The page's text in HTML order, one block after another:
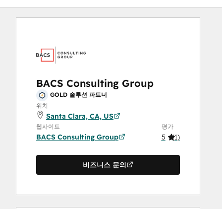
BACS Consulting Group
GOLD 솔루션 파트너
위치
Santa Clara, CA, US
웹사이트
BACS Consulting Group
평가
5 (1)
비즈니스 문의